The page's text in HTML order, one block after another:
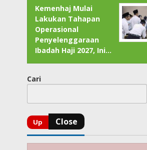
Kemenhaj Mulai
Lakukan Tahapan
Operasional
Penyelenggaraan
Ibadah Haji 2027, Ini…
Cari